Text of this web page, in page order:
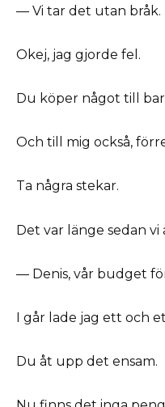
— Vi tar det utan bråk.
Okej, jag gjorde fel.
Du köper något till
Och till mig också,
Ta några stekar.
Det var länge sedan
— Denis, vår budget
I går lade jag ett och
Du åt upp det ensam.